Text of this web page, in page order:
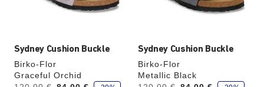
Sydney Cushion Buckle
Birko-Flor
Graceful Orchid
é
Sydney Cushion Buckle
Birko-Flor
Metallic Black
é